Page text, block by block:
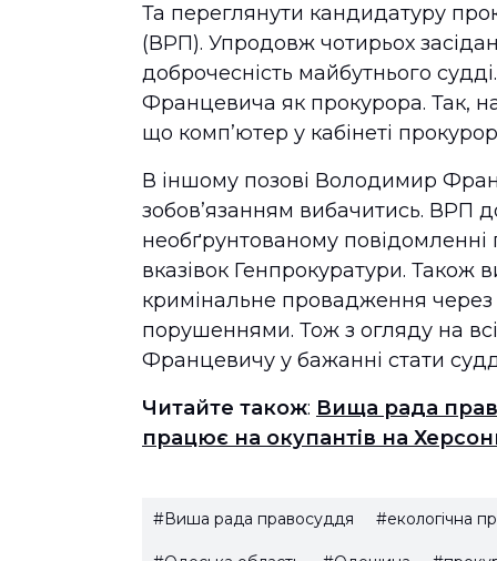
Та переглянути кандидатуру
(ВРП). Упродовж чотирьох
доброчесність майбутнього
Францевича як прокурора. Так,
що комп’ютер у кабінеті
В іншому позові Володимир
зобов’язанням вибачитись. ВРП
необґрунтованому
вказівок Генпрокуратури.
кримінальне провадження
порушеннями. Тож з огляду на
Францевичу у бажанні стати
Читайте також: Вища рада
працює на окупантів на
#Виша рада правосуддя #екологічна